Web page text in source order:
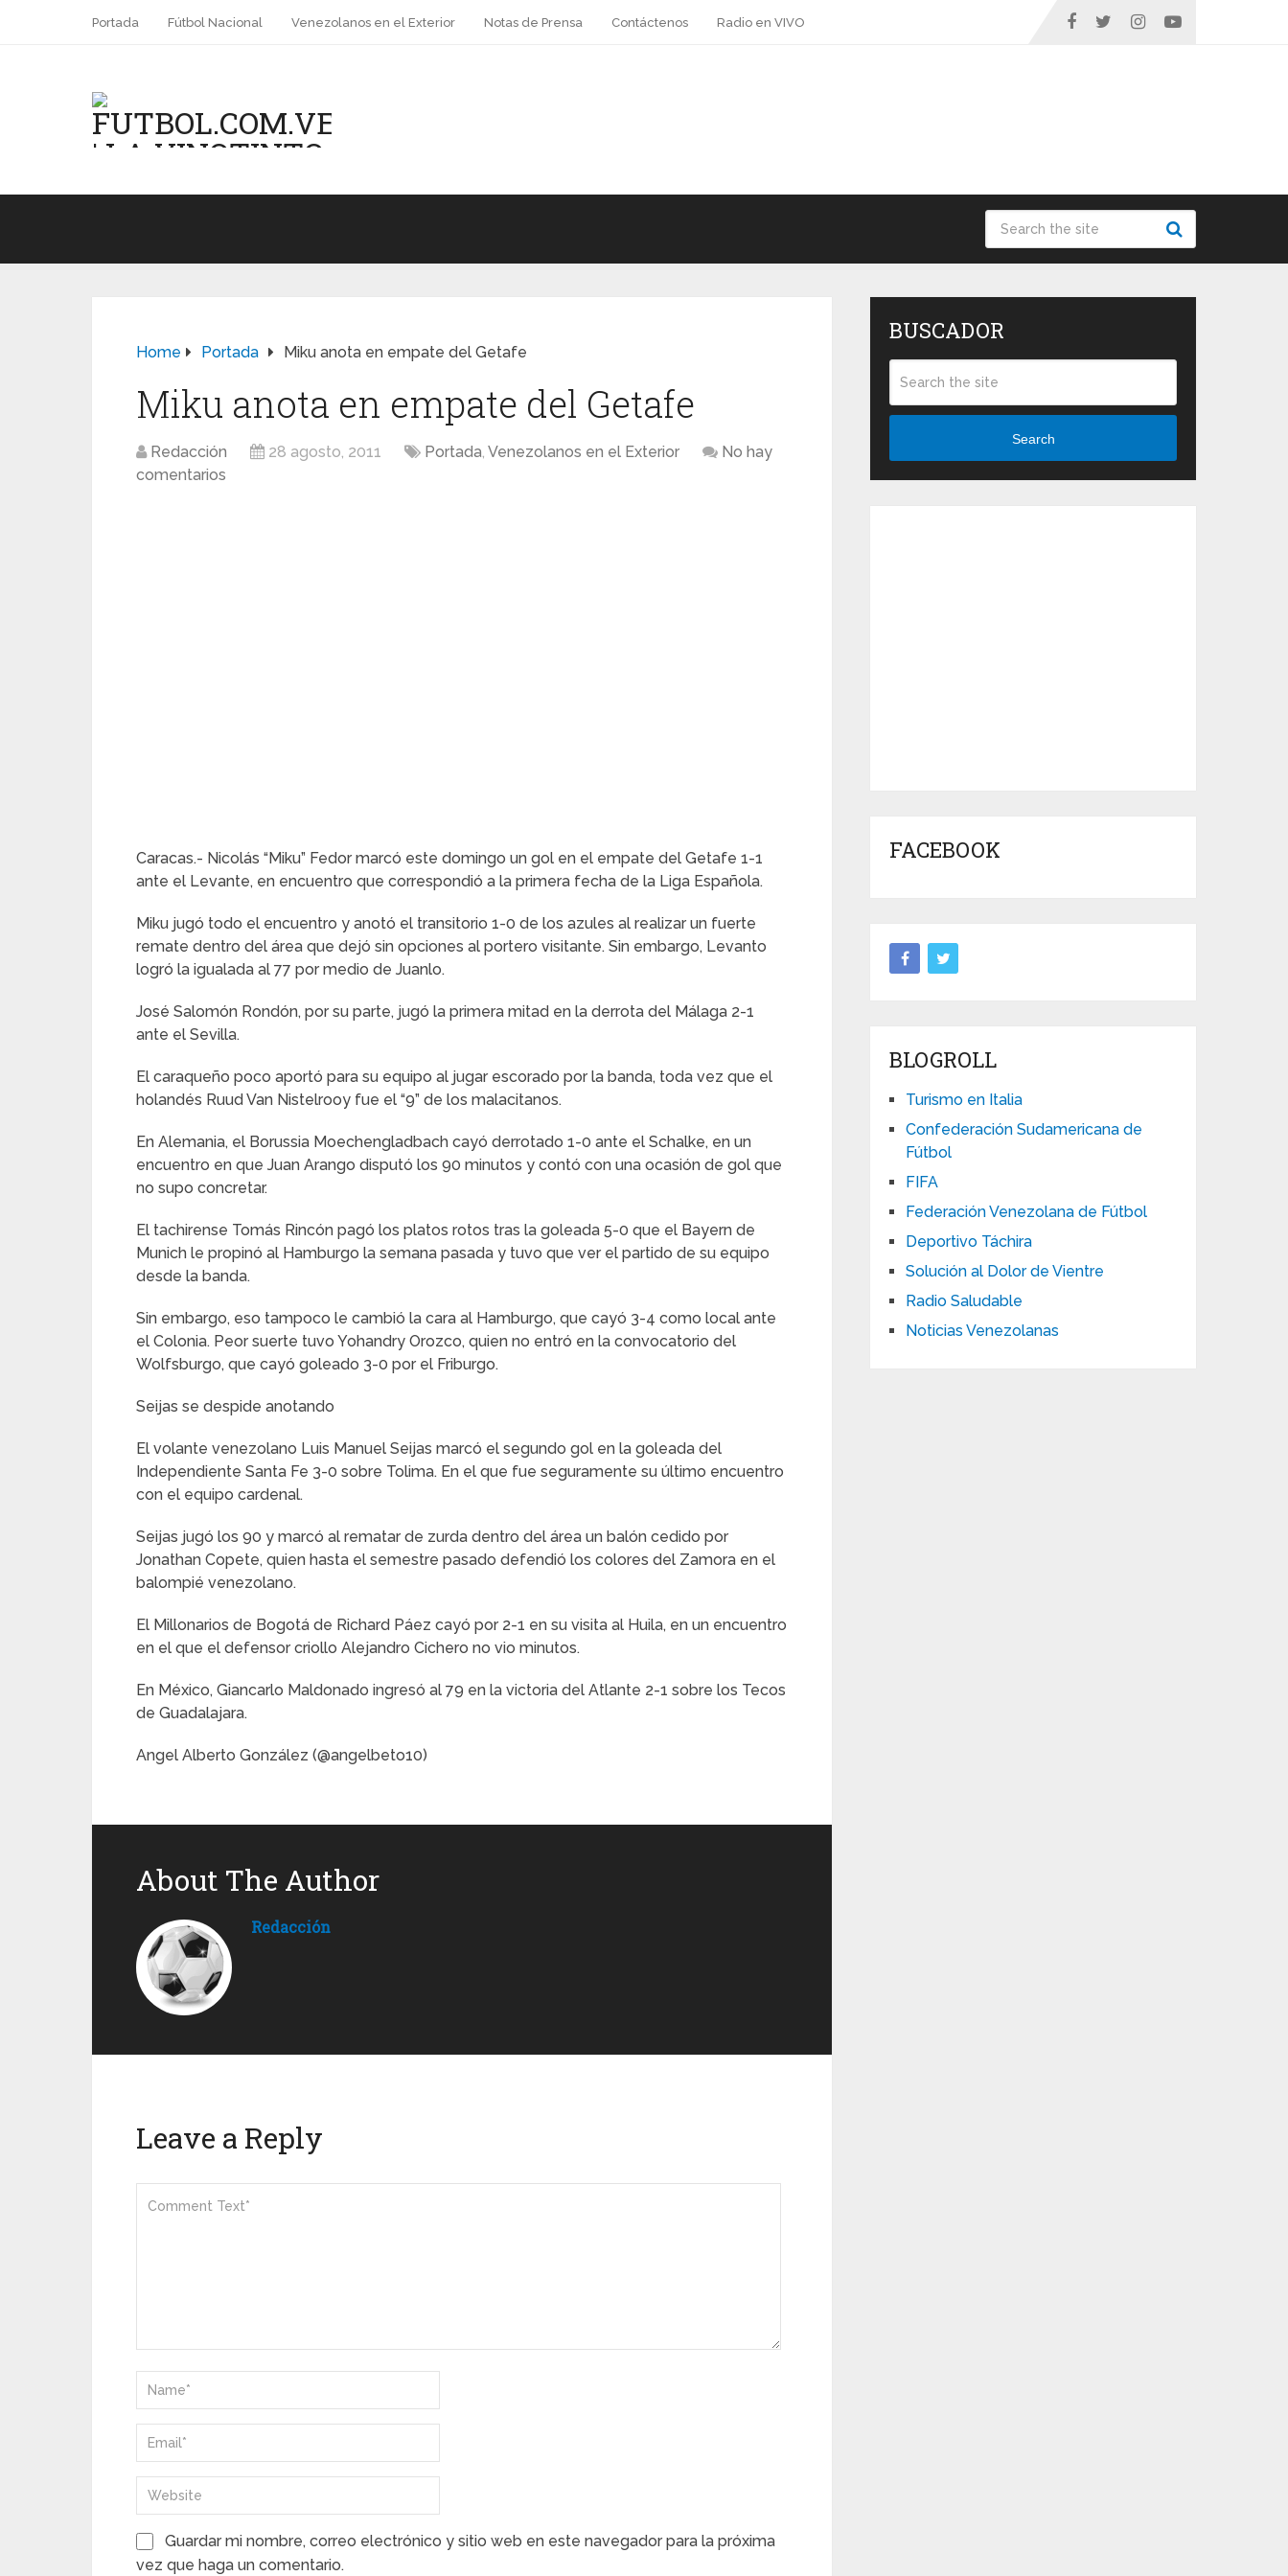
Portada Fútbol Nacional Venezolanos en el Exterior Notas de Prensa Contáctenos Radio en VIVO
Home Portada Miku anota en empate del Getafe
Miku anota en empate del Getafe
Redacción 28 agosto, 2011 Portada, Venezolanos en el Exterior
No hay
comentarios
Caracas.- Nicolás “Miku” Fedor marcó este domingo un gol en el empate del Getafe 1-1
ante el Levante, en encuentro que correspondió a la primera fecha de la Liga Española.
Miku jugó todo el encuentro y anotó el transitorio 1-0 de los azules al realizar un fuerte
remate dentro del área que dejó sin opciones al portero visitante. Sin embargo, Levanto
logró la igualada al 77 por medio de Juanlo.
José Salomón Rondón, por su parte, jugó la primera mitad en la derrota del Málaga 2-1
ante el Sevilla.
El caraqueño poco aportó para su equipo al jugar escorado por la banda, toda vez que el
holandés Ruud Van Nistelrooy fue el “9” de los malacitanos.
En Alemania, el Borussia Moechengladbach cayó derrotado 1-0 ante el Schalke, en un
encuentro en que Juan Arango disputó los 90 minutos y contó con una ocasión de gol que
no supo concretar.
El tachirense Tomás Rincón pagó los platos rotos tras la goleada 5-0 que el Bayern de
Munich le propinó al Hamburgo la semana pasada y tuvo que ver el partido de su equipo
desde la banda.
Sin embargo, eso tampoco le cambió la cara al Hamburgo, que cayó 3-4 como local ante
el Colonia. Peor suerte tuvo Yohandry Orozco, quien no entró en la convocatorio del
Wolfsburgo, que cayó goleado 3-0 por el Friburgo.
Seijas se despide anotando
El volante venezolano Luis Manuel Seijas marcó el segundo gol en la goleada del
Independiente Santa Fe 3-0 sobre Tolima. En el que fue seguramente su último encuentro
con el equipo cardenal.
Seijas jugó los 90 y marcó al rematar de zurda dentro del área un balón cedido por
Jonathan Copete, quien hasta el semestre pasado defendió los colores del Zamora en el
balompié venezolano.
El Millonarios de Bogotá de Richard Páez cayó por 2-1 en su visita al Huila, en un encuentro
en el que el defensor criollo Alejandro Cichero no vio minutos.
En México, Giancarlo Maldonado ingresó al 79 en la victoria del Atlante 2-1 sobre los Tecos
de Guadalajara.
Angel Alberto González (@angelbeto10)
About The Author
Redacción
Leave a Reply
Guardar mi nombre, correo electrónico y sitio web en este navegador para la próxima
vez que haga un comentario.
BUSCADOR
Search
FACEBOOK
BLOGROLL
Turismo en Italia
Confederación Sudamericana de
Fútbol
FIFA
Federación Venezolana de Fútbol
Deportivo Táchira
Solución al Dolor de Vientre
Radio Saludable
Noticias Venezolanas